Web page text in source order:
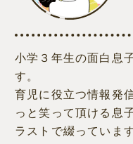
小学３年生の面白息
す。
育児に役立つ情報発
っと笑って頂ける息
ラストで綴っています